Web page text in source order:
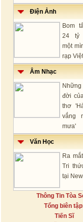
Điện Ảnh
Bom
24 tỷ
một
rạp Việt
Âm Nhạc
đời
thơ
vắng
mưa'
Văn Học
Ra
Tri
tại
Thông Tin Tòa
Tổng biên
Tiến Sĩ